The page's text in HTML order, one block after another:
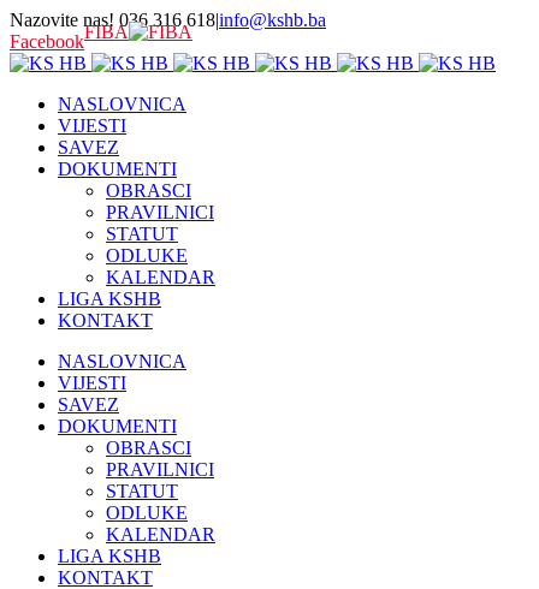
Nazovite nas! 036 316 618|info@kshb.ba
FacebookFIBA
NASLOVNICA
VIJESTI
SAVEZ
DOKUMENTI
OBRASCI
PRAVILNICI
STATUT
ODLUKE
KALENDAR
LIGA KSHB
KONTAKT
NASLOVNICA
VIJESTI
SAVEZ
DOKUMENTI
OBRASCI
PRAVILNICI
STATUT
ODLUKE
KALENDAR
LIGA KSHB
KONTAKT